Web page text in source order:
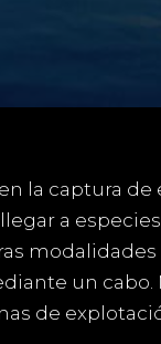
la captura de
a
modalidades
un cabo.
de